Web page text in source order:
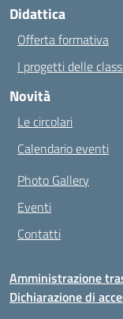
Didattica
Offerta formativa
I progetti delle classi
Novità
Le circolari
Calendario eventi
Photo Gallery
Eventi
Contatti
Amministrazione
Dichiarazione di